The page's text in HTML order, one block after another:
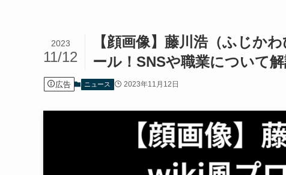
【顔画像】藤川浩（ふじか
ール！SNSや職業について解
2023
11/12
広告 ニュース 2023年11月12日